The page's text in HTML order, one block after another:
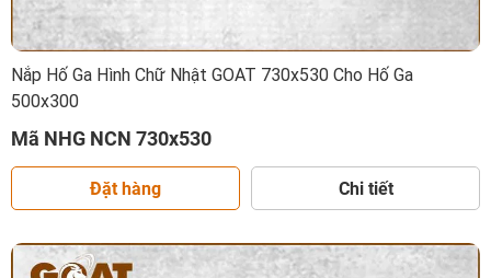
Nắp Hố Ga Hình Chữ Nhật GOAT 730x530 Cho Hố Ga
500x300
Mã NHG NCN 730x530
Đặt hàng Chi tiết